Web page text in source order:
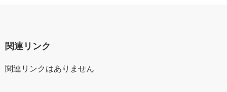
関連リンク
関連リンクはありません